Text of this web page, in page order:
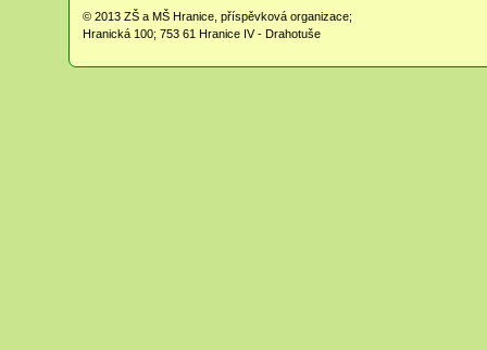
© 2013 ZŠ a MŠ Hranice, příspěvková organizace;
Hranická 100; 753 61 Hranice IV - Drahotuše